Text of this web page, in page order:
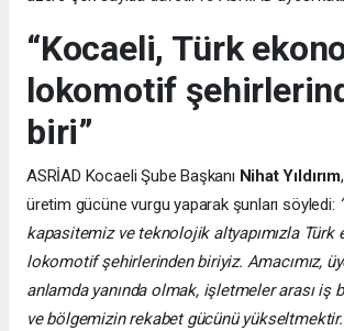
“Kocaeli, Türk
lokomotif
biri”
ASRİAD Kocaeli Şube Başkanı Nihat Yıldırım
üretim gücüne vurgu yaparak şunları söyledi:
kapasitemiz ve teknolojik altyapımızla Türk
lokomotif şehirlerinden biriyiz. Amacımız,
anlamda yanında olmak, işletmeler arası iş
ve bölgemizin rekabet gücünü